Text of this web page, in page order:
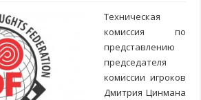
Техническая
комиссия по
представлению
председателя
комиссии игроков
Дмитрия Цинмана